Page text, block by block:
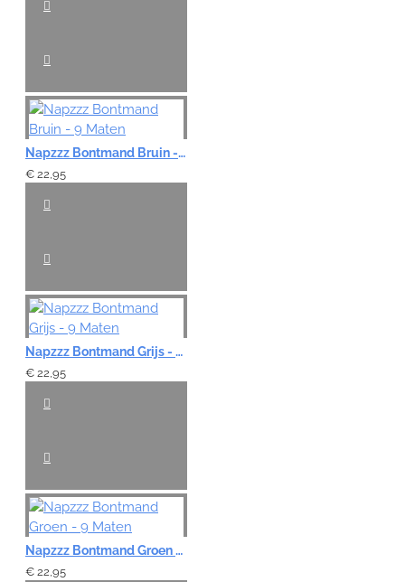
Napzzz Bontmand Bruin - 9 Maten
€ 22,95
Napzzz Bontmand Grijs - 9 Maten
€ 22,95
Napzzz Bontmand Groen - 9 Maten
€ 22,95